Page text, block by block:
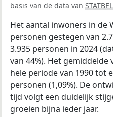
basis van de data van STATBEL
Het aantal inwoners in de
personen gestegen van
3.935 personen in 2024
van 44%). Het
hele periode van 1990 tot
personen (1,09%). De
tijd volgt een duidelijk
groeien bijna ieder jaar.